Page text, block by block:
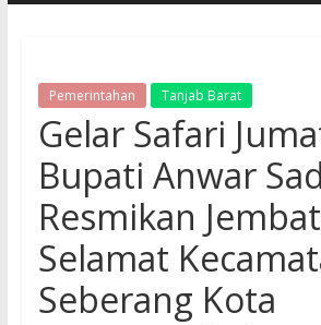
Pemerintahan Tanjab Barat
Gelar Safari
Bupati Anwar
Resmikan
Selamat
Seberang Kota